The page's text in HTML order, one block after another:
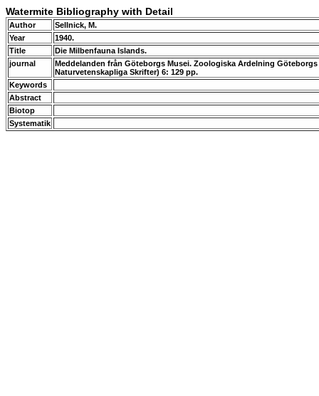
Watermite Bibliography with Detail
Author
Sellnick, M.
Year
1940.
Title
Die Milbenfauna Islands.
journal
Meddelanden från Göteborgs Musei. Zoologiska Ardelning
Naturvetenskapliga Skrifter) 6: 129 pp.
Keywords
Abstract
Biotop
Systematik